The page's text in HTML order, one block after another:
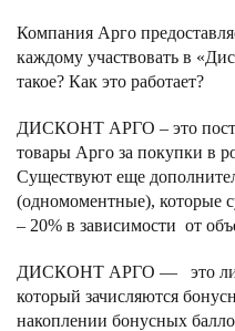
Компания Арго
каждому участвовать в
такое? Как это работает?
ДИСКОНТ АРГО – это
товары Арго за покупки в
Существуют еще
(одномоментные), которые
– 20% в зависимости от
ДИСКОНТ АРГО — это
который зачисляются
накоплении бонусных